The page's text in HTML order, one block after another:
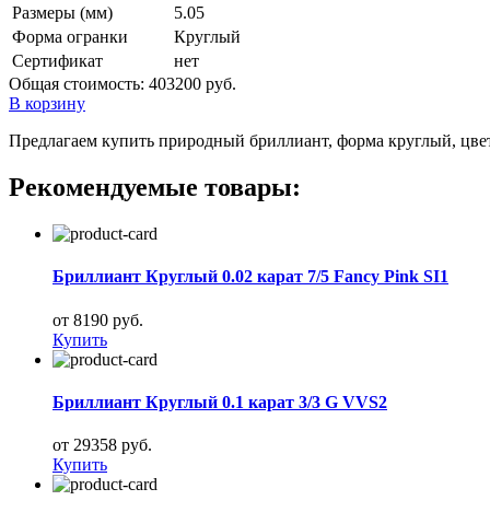
Размеры (мм)
5.05
Форма огранки
Круглый
Сертификат
нет
Общая стоимость: 403200 руб.
В корзину
Предлагаем купить природный бриллиант, форма круглый,
Рекомендуемые товары:
Бриллиант Круглый 0.02 карат 7/5 Fancy Pink SI1
от 8190 руб.
Купить
Бриллиант Круглый 0.1 карат 3/3 G VVS2
от 29358 руб.
Купить